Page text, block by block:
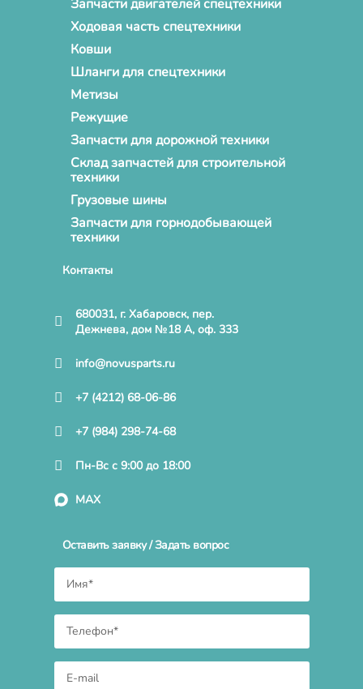
Запчасти двигателей спецтехники
Ходовая часть спецтехники
Ковши
Шланги для спецтехники
Метизы
Режущие
Запчасти для дорожной техники
Склад запчастей для строительной
техники
Грузовые шины
Запчасти для горнодобывающей
техники
Контакты
680031, г. Хабаровск, пер.
Дежнева, дом №18 А, оф. 333
info@novusparts.ru
+7 (4212) 68-06-86
+7 (984) 298-74-68
Пн-Вс с 9:00 до 18:00
MAX
Оставить заявку / Задать вопрос